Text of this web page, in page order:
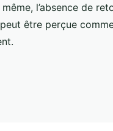
l’absence de
être perçue